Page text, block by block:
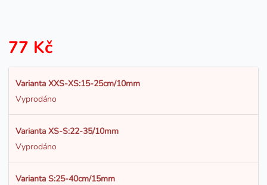
77 Kč
Varianta XXS-XS:15-25cm/10mm
Vyprodáno
Varianta XS-S:22-35/10mm
Vyprodáno
Varianta S:25-40cm/15mm